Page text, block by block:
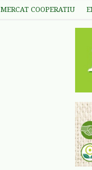
MERCAT COOPERATIU